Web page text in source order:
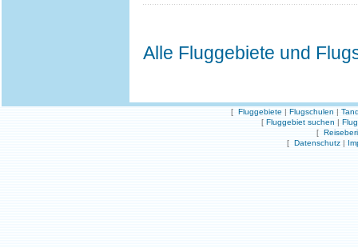
Alle Fluggebiete und
[ Fluggebiete | Flugschulen |
[ Fluggebiet suchen |
[
[ Datenschutz |